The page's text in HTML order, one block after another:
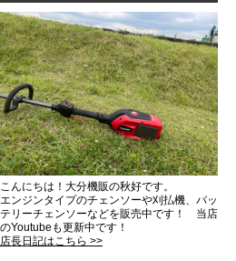
こんにちは！大分機販の秋好です。
エンジンタイプのチェンソーや刈払機、バッ
テリーチェンソーなどを販売中です！ 当店
のYoutubeも更新中です！
店長日記はこちら >>